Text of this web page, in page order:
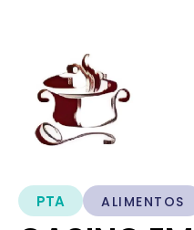
PTA ALIMENTOS